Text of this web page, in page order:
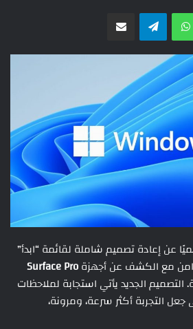
واتسابتيلقرام
عن إعادة تصميم شاملة لقائمة “ابدأ”
مع الكشف عن أجهزةSurface Pro
التصميم الجديد يأتي استجابة لملاحظات
التجربة أكثر سرعة، ومرونة،